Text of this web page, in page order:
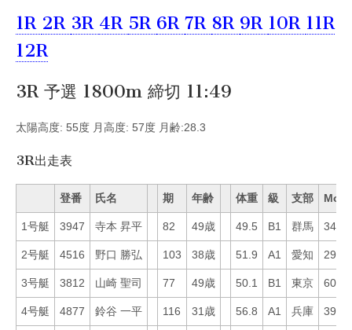
1R 2R 3R 4R 5R 6R 7R 8R 9R 10R 11R
12R
3R 予選 1800m 締切 11:49
太陽高度: 55度 月高度: 57度 月齢:28.3
3R出走表
登番 氏名 期 年齢 体重 級 支部 Mo
1号艇 3947 寺本 昇平 82 49歳 49.5 B1 群馬 34
2号艇 4516 野口 勝弘 103 38歳 51.9 A1 愛知 29
3号艇 3812 山崎 聖司 77 49歳 50.1 B1 東京 60
4号艇 4877 鈴谷 一平 116 31歳 56.8 A1 兵庫 39